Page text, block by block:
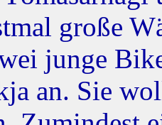
große
junge
an. Sie